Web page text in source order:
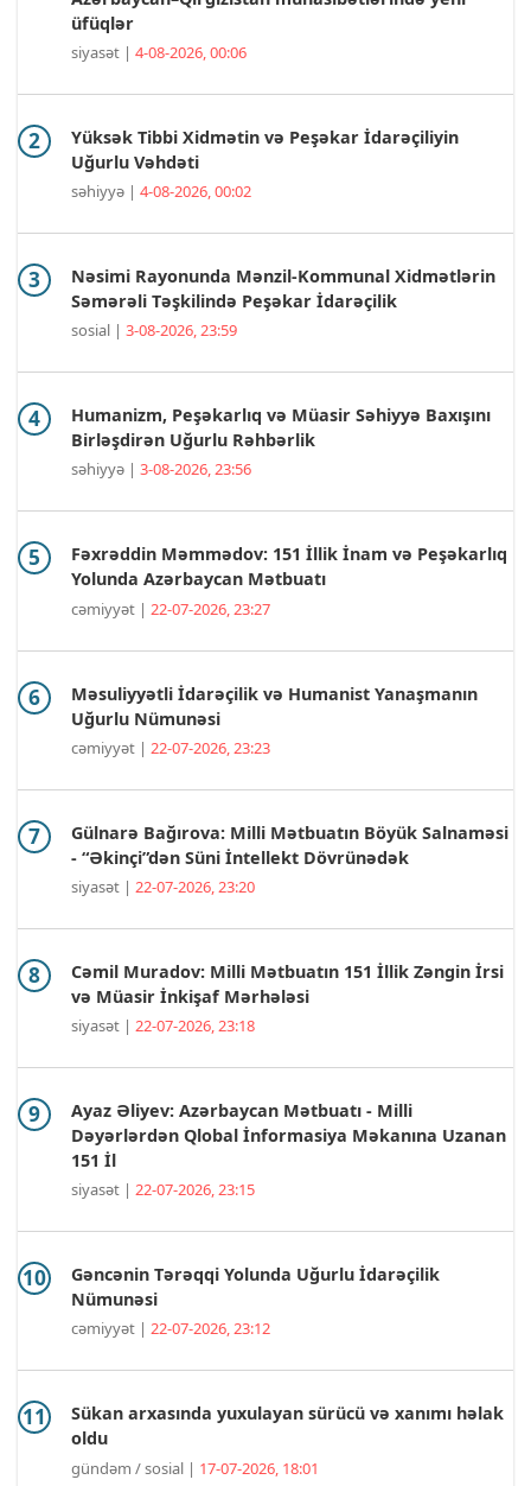
üfüqlər
siyasət | 4-08-2026, 00:06
Yüksək Tibbi Xidmətin və Peşəkar İdarəçiliyin
Uğurlu Vəhdəti
səhiyyə | 4-08-2026, 00:02
Nəsimi Rayonunda Mənzil-Kommunal Xidmətlərin
Səmərəli Təşkilində Peşəkar İdarəçilik
sosial | 3-08-2026, 23:59
Humanizm, Peşəkarlıq və Müasir Səhiyyə Baxışını
Birləşdirən Uğurlu Rəhbərlik
səhiyyə | 3-08-2026, 23:56
Fəxrəddin Məmmədov: 151 İllik İnam və Peşəkarlıq
Yolunda Azərbaycan Mətbuatı
cəmiyyət | 22-07-2026, 23:27
Məsuliyyətli İdarəçilik və Humanist Yanaşmanın
Uğurlu Nümunəsi
cəmiyyət | 22-07-2026, 23:23
Gülnarə Bağırova: Milli Mətbuatın Böyük Salnaməsi
- “Əkinçi”dən Süni İntellekt Dövrünədək
siyasət | 22-07-2026, 23:20
Cəmil Muradov: Milli Mətbuatın 151 İllik Zəngin İrsi
və Müasir İnkişaf Mərhələsi
siyasət | 22-07-2026, 23:18
Ayaz Əliyev: Azərbaycan Mətbuatı - Milli
Dəyərlərdən Qlobal İnformasiya Məkanına Uzanan
151 İl
siyasət | 22-07-2026, 23:15
Gəncənin Tərəqqi Yolunda Uğurlu İdarəçilik
Nümunəsi
cəmiyyət | 22-07-2026, 23:12
Sükan arxasında yuxulayan sürücü və xanımı həlak
oldu
gündəm / sosial | 17-07-2026, 18:01